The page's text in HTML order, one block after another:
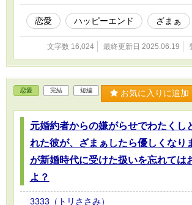
恋愛 ハッピーエンド ざまぁ
文字数 16,024 最終更新日 2025.06.19
恋愛 完結 短編 お気に入りに追加
元婚約者からの嫌がらせでわたくし
れた彼が、ざまぁしたら優しくなり
が新婚時代に受けた扱いを忘れては
よ？
3333（トリささみ）